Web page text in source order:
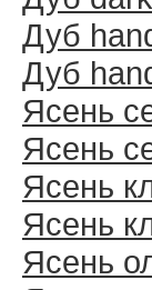
Дуб
Дуб
Ясень
Ясень
Ясень
Ясень
Ясень